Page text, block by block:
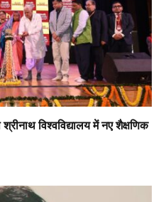
विश्वविद्यालय में नए शैक्षणिक